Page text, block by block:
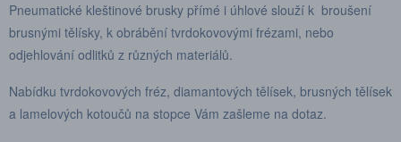
Pneumatické kleštinové brusky přímé i úhlové slouží k broušení
brusnými tělísky, k obrábění tvrdokovovými frézami, nebo
odjehlování odlitků z různých materiálů.
Nabídku tvrdokovových fréz, diamantových tělísek, brusných tělísek
a lamelových kotoučů na stopce Vám zašleme na dotaz.